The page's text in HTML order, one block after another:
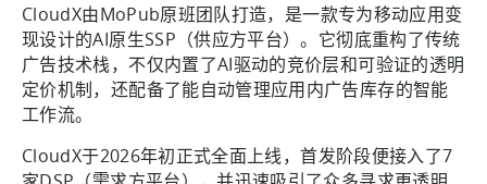
CloudX由MoPub原班团队打造，是一款专为移动应用变
现设计的AI原生SSP（供应方平台）。它彻底重构了传统
广告技术栈，不仅内置了AI驱动的竞价层和可验证的透明
定价机制，还配备了能自动管理应用内广告库存的智能
工作流。
CloudX于2026年初正式全面上线，首发阶段便接入了7